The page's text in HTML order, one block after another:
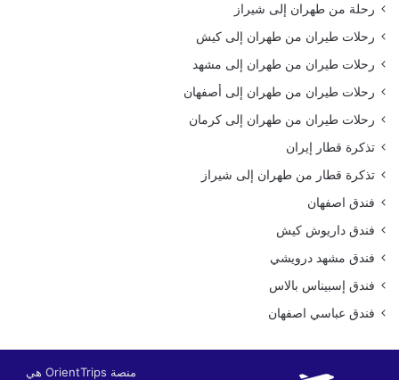
رحلة من طهران إلى شيراز
رحلات طيران من طهران إلى كيش
رحلات طيران من طهران إلى مشهد
رحلات طيران من طهران إلى أصفهان
رحلات طيران من طهران إلى كرمان
تذكرة قطار إيران
تذكرة قطار من طهران إلى شيراز
فندق اصفهان
فندق داريوش كيش
فندق مشهد درويشي
فندق إسبيناس بالاس
فندق عباسي اصفهان
منصة OrientTrips هي